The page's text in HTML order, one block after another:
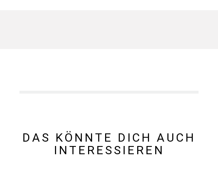
DAS KÖNNTE DICH AUCH
INTERESSIEREN